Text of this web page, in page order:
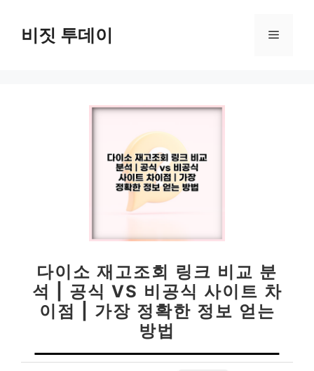
비짓 투데이 메
다이소 재고조회 링크 비교 분
석 | 공식 VS 비공식 사이트 차
이점 | 가장 정확한 정보 얻는
방법